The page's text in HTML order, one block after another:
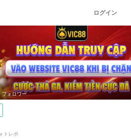
ログイン
フォロワー
トレポ